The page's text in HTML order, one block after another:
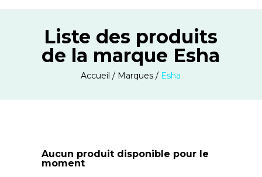
Liste des produits
de la marque Esha
Accueil Marques Esha
Aucun produit disponible pour le
moment